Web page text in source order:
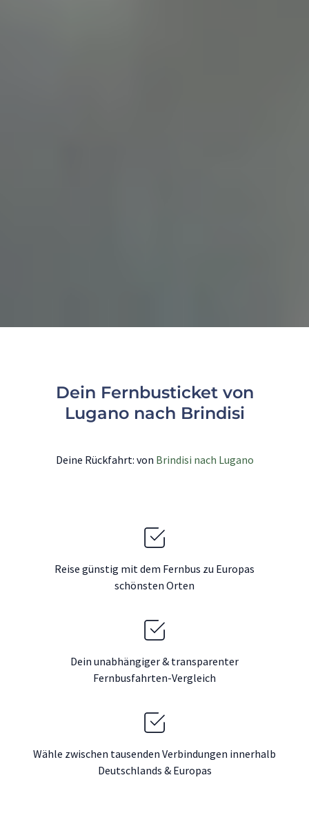
Dein Fernbusticket von
Lugano nach Brindisi
Deine Rückfahrt: von Brindisi nach Lugano
Reise günstig mit dem Fernbus zu Europas
schönsten Orten
Dein unabhängiger & transparenter
Fernbusfahrten-Vergleich
Wähle zwischen tausenden Verbindungen innerhalb
Deutschlands & Europas